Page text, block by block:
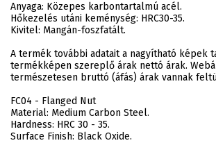
Anyaga: Közepes karbontartalmú acél.
Hőkezelés utáni keménység: HRC30-35.
Kivitel: Mangán-foszfatált.
A termék további adatait a nagyítható képek
termékképen szereplő árak nettó árak.
természetesen bruttó (áfás) árak vannak
FC04 - Flanged Nut
Material: Medium Carbon Steel.
Hardness: HRC 30 - 35.
Surface Finish: Black Oxide.